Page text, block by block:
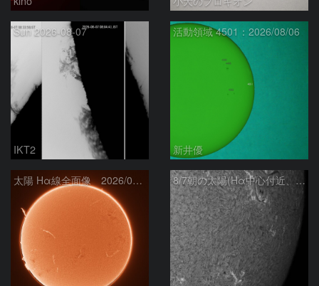
Sun 2026-08-07
IKT2
活動領域 4501：2026/08/06
新井優
太陽 Hα線全面像 2026/08/07 8/7朝の太陽(Hα中心付近、4498、4502付近)